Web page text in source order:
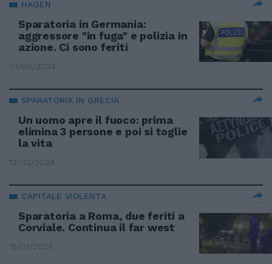
HAGEN
Sparatoria in Germania:
aggressore "in fuga" e polizia in
azione. Ci sono feriti
01/06/2024
SPARATORIA IN GRECIA
Un uomo apre il fuoco: prima
elimina 3 persone e poi si toglie
la vita
12/02/2024
CAPITALE VIOLENTA
Sparatoria a Roma, due feriti a
Corviale. Continua il far west
15/01/2024